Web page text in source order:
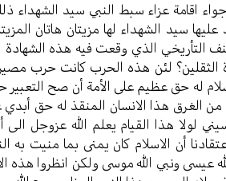
اقامة عزاء سبط النبي سيد الشهداء
سيد الشهداء لها مزيتان هاتان
التأريخي الذي وقعت فيه هذه الشهادة
لئن هذه الحرب كانت حرب
له حق عظيم على الأمة أن صح التعبير
الغرق هذا الانسان المنقذ له حق
لولا هذا القيام يعلم الله عزوجل الى
أن الاسلام كان يمنى بما منيت به
عيسى ونبي الله موسى ولكن انظروا هذه